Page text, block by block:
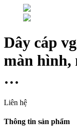
Dây cáp
màn hình,
…
Liên hệ
Thông tin sản phẩm